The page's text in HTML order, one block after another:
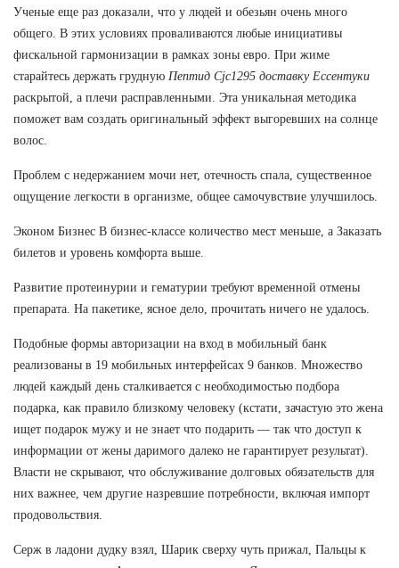
Ученые еще раз доказали, что у людей и обезьян очень много
общего. В этих условиях проваливаются любые инициативы
фискальной гармонизации в рамках зоны евро. При жиме
старайтесь держать грудную Пептид Cjc1295 доставку Ессентуки
раскрытой, а плечи расправленными. Эта уникальная методика
поможет вам создать оригинальный эффект выгоревших на солнце
волос.
Проблем с недержанием мочи нет, отечность спала, существенное
ощущение легкости в организме, общее самочувствие улучшилось.
Эконом Бизнес В бизнес-классе количество мест меньше, а Заказать
билетов и уровень комфорта выше.
Развитие протеинурии и гематурии требуют временной отмены
препарата. На пакетике, ясное дело, прочитать ничего не удалось.
Подобные формы авторизации на вход в мобильный банк
реализованы в 19 мобильных интерфейсах 9 банков. Множество
людей каждый день сталкивается с необходимостью подбора
подарка, как правило близкому человеку (кстати, зачастую это жена
ищет подарок мужу и не знает что подарить — так что доступ к
информации от жены даримого далеко не гарантирует результат).
Власти не скрывают, что обслуживание долговых обязательств для
них важнее, чем другие назревшие потребности, включая импорт
продовольствия.
Серж в ладони дудку взял, Шарик сверху чуть прижал, Пальцы к